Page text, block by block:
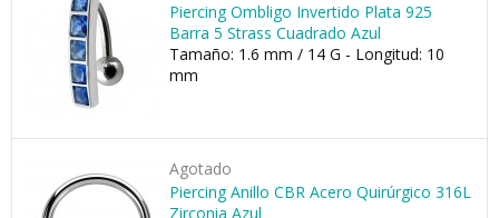
Piercing Ombligo Invertido Plata 925
Barra 5 Strass Cuadrado Azul
Tamaño: 1.6 mm / 14 G - Longitud: 10
mm
Agotado
Piercing Anillo CBR Acero Quirúrgico 316L
Zirconia Azul